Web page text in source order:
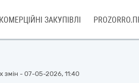
КОМЕРЦІЙНІ ЗАКУПІВЛІ
змін - 07-05-2026, 11:40